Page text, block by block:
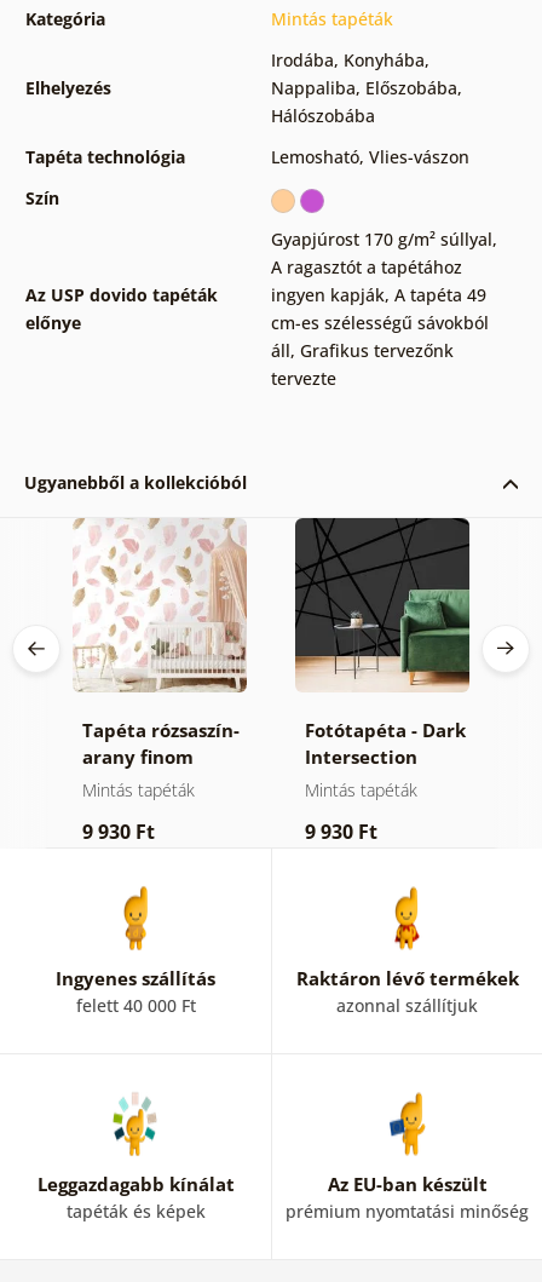
Kategória Mintás tapéták
Elhelyezés
Irodába, Konyhába,
Nappaliba, Előszobába,
Hálószobába
Tapéta technológia
Lemosható, Vlies-vászon
Szín
Az USP dovido tapéták
előnye
Gyapjúrost 170 g/m² súllyal,
A ragasztót a tapétához
ingyen kapják, A tapéta 49
cm-es szélességű sávokból
áll, Grafikus tervezőnk
tervezte
Ugyanebből a kollekcióból
Tapéta rózsaszín-
arany finom
tollak
Mintás tapéták
9 930 Ft
Fotótapéta - Dark
Intersection
Mintás tapéták
9 930 Ft
Ingyenes szállítás
felett 40 000 Ft
Raktáron lévő termékek
azonnal szállítjuk
Leggazdagabb kínálat
tapéták és képek
Az EU-ban készült
prémium nyomtatási minőség